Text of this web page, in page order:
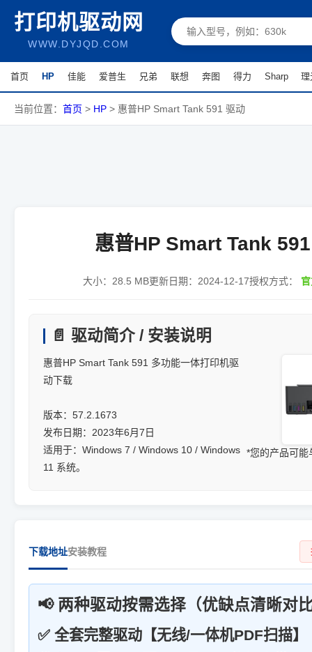
打印机驱动网
WWW.DYJQD.COM
首页 HP 佳能 爱普生 兄弟 联想 奔图 得力 Sharp 理
当前位置： 首页 > HP > 惠普HP Smart Tank 591 驱动
惠普HP Smart Tank
大小： 28.5 MB更新日期： 2024-12-17授权方式：
📄 驱动简介 / 安装说明
惠普HP Smart Tank 591 多功能一体打印机驱
动下载
版本：57.2.1673
发布日期：2023年6月7日
适用于：Windows 7 / Windows 10 / Windows
11 系统。
*您的产品可能
下载地址安装教程
📢 两种驱动按需选择（优缺点清晰对
✅ 全套完整驱动【无线/一体机PDF扫描】